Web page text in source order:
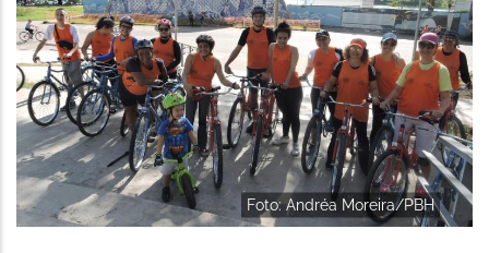
Foto: Andréa Moreira/PBH